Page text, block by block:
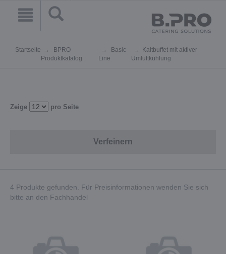
Startseite
BPRO
Produktkatalog
Basic
Line
Kaltbuffet mit aktiver
Umluftkühlung
Zeige pro Seite
Verfeinern
4 Produkte gefunden. Für Preisinformationen wenden Sie sich
bitte an den Fachhandel